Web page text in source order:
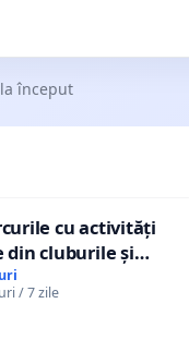
început
cu activități
din cluburile și
/ 7 zile